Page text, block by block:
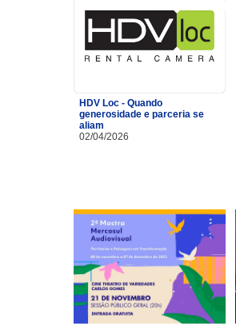
HDV Loc - Quando
generosidade e parceria se
aliam
02/04/2026